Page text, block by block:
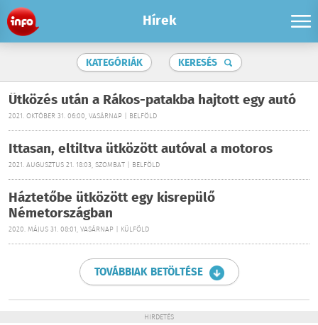
Hírek
KATEGÓRIÁK KERESÉS
Ütközés után a Rákos-patakba hajtott egy autó
2021. OKTÓBER 31. 06:00, VASÁRNAP | BELFÖLD
Ittasan, eltiltva ütközött autóval a motoros
2021. AUGUSZTUS 21. 18:03, SZOMBAT | BELFÖLD
Háztetőbe ütközött egy kisrepülő
Németországban
2020. MÁJUS 31. 08:01, VASÁRNAP | KÜLFÖLD
TOVÁBBIAK BETÖLTÉSE
HIRDETÉS